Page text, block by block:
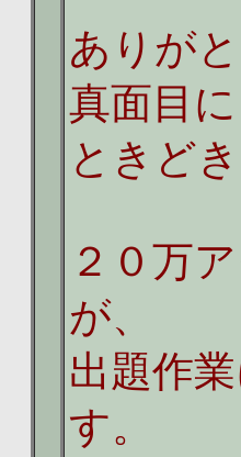
ありが
真面目
ときど
２０万
が、
出題作
す。